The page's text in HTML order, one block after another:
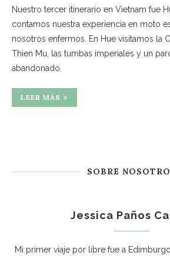
Nuestro tercer itinerario en Vietnam fue
contamos nuestra experiencia en moto
nosotros enfermos. En Hue visitamos la
Thien Mu, las tumbas imperiales y un
abandonado.
LEER MÁS
SOBRE
Jessica Paños
Mi primer viaje por libre fue a